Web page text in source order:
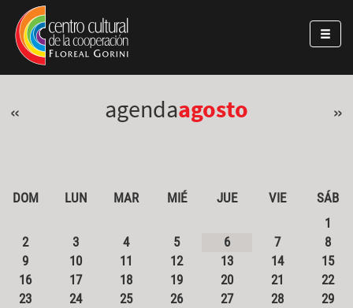
Pasar al contenido principal
Jump to main content
« agendaagosto »
DOM LUN MAR MIÉ JUE VIE
SÁB
1
2
3 4 5 6 7
8
9
10 11 12 13 14
15
16
17 18 19 20 21
22
23
24 25 26 27 28
29